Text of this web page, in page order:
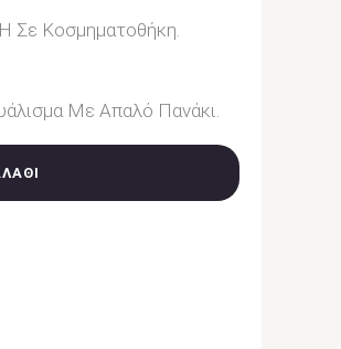
Σε Κοσμηματοθήκη.
Με Απαλό Πανάκι.